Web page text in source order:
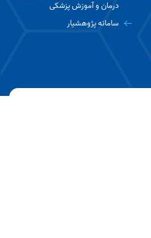
درمان و آموزش پزشکی
سامانه پژوهشیار